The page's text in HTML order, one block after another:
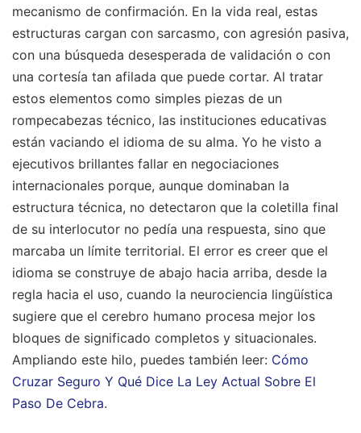
mecanismo de confirmación. En la vida real, estas
estructuras cargan con sarcasmo, con agresión pasiva,
con una búsqueda desesperada de validación o con
una cortesía tan afilada que puede cortar. Al tratar
estos elementos como simples piezas de un
rompecabezas técnico, las instituciones educativas
están vaciando el idioma de su alma. Yo he visto a
ejecutivos brillantes fallar en negociaciones
internacionales porque, aunque dominaban la
estructura técnica, no detectaron que la coletilla final
de su interlocutor no pedía una respuesta, sino que
marcaba un límite territorial. El error es creer que el
idioma se construye de abajo hacia arriba, desde la
regla hacia el uso, cuando la neurociencia lingüística
sugiere que el cerebro humano procesa mejor los
bloques de significado completos y situacionales.
Ampliando este hilo, puedes también leer: Cómo
Cruzar Seguro Y Qué Dice La Ley Actual Sobre El
Paso De Cebra.